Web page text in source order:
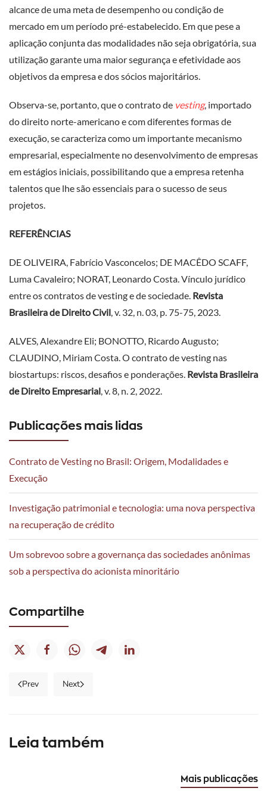
alcance de uma meta de desempenho ou condição de
mercado em um período pré-estabelecido. Em que pese a
aplicação conjunta das modalidades não seja obrigatória, sua
utilização garante uma maior segurança e efetividade aos
objetivos da empresa e dos sócios majoritários.
Observa-se, portanto, que o contrato de vesting, importado
do direito norte-americano e com diferentes formas de
execução, se caracteriza como um importante mecanismo
empresarial, especialmente no desenvolvimento de empresas
em estágios iniciais, possibilitando que a empresa retenha
talentos que lhe são essenciais para o sucesso de seus
projetos.
REFERÊNCIAS
DE OLIVEIRA, Fabrício Vasconcelos; DE MACÊDO SCAFF,
Luma Cavaleiro; NORAT, Leonardo Costa. Vínculo jurídico
entre os contratos de vesting e de sociedade. Revista
Brasileira de Direito Civil , v. 32, n. 03, p. 75-75, 2023.
ALVES, Alexandre Eli; BONOTTO, Ricardo Augusto;
CLAUDINO, Miriam Costa. O contrato de vesting nas
biostartups: riscos, desafios e ponderações. Revista Brasileira
de Direito Empresarial , v. 8, n. 2, 2022.
Publicações mais lidas
Contrato de Vesting no Brasil: Origem, Modalidades e
Execução
Investigação patrimonial e tecnologia: uma nova perspectiva
na recuperação de crédito
Um sobrevoo sobre a governança das sociedades anônimas
sob a perspectiva do acionista minoritário
Compartilhe
Prev Next
Leia também
Mais publicações
02/06/26
Publicações
na
ações